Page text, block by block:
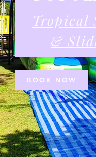
Tropical
&
BOOK NOW